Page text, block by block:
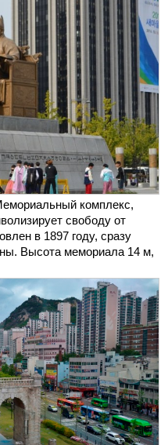
комплекс,
свободу от
в 1897 году, сразу
Высота мемориала 14 м,